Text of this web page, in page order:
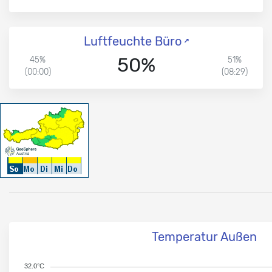
Luftfeuchte Büro
45%
(00:00)
50%
51%
(08:29)
Temperatur Außen
32.0°C